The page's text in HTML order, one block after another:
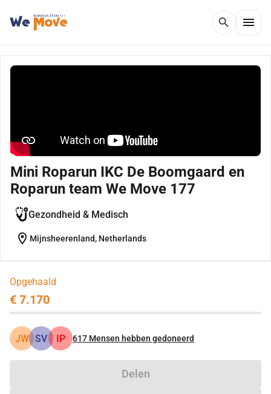
search menu
Mini Roparun IKC De Boomgaard en
Roparun team We Move 177
Gezondheid & Medisch
location_on Mijnsheerenland, Netherlands
Opgehaald
€ 7.170
JW SV IP 617 Mensen hebben gedoneerd
Delen